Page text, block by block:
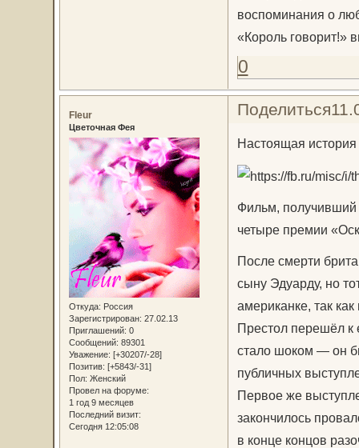
воспоминания о
«Король говорит!»
0
Поделиться
Fleur
Цветочная Фея
Откуда: Россия
Зарегистрирован: 27.02.13
Приглашений: 0
Сообщений: 89301
Уважение: [+30207/-28]
Позитив: [+5843/-31]
Пол: Женский
Провел на форуме:
1 год 9 месяцев
Последний визит:
Сегодня 12:05:08
Настоящая
Фильм, получивший
четыре премии
После смерти
сыну Эдуарду, но
американке, так
Престол перешёл к
стало шоком — он
публичных
Первое же
закончилось
в конце концов